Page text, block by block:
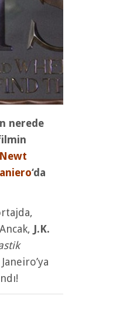
nerede
Newt
‘da
J.K.